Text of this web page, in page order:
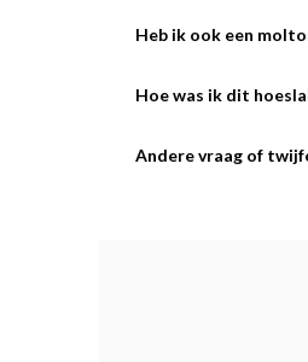
Heb ik ook een
Hoe was ik dit
Andere vraag of